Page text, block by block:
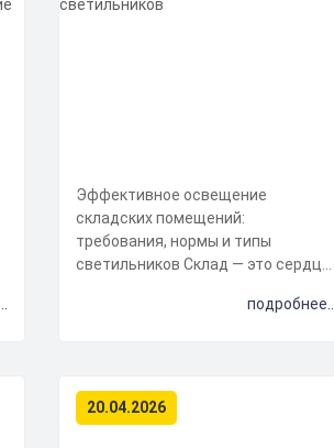
Эффективное освещение
складских помещений:
требования, нормы и типы
светильников Склад — это сердце
подробнее...
20.04.2026